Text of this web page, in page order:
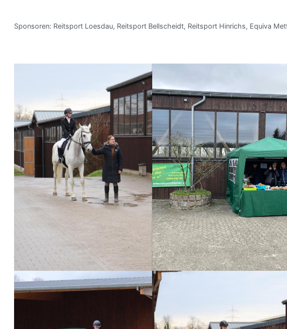
Sponsoren: Reitsport Loesdau, Reitsport Bellscheidt, Reitsport Hinrichs, Equiva